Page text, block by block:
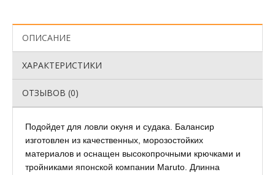
ОПИСАНИЕ
ХАРАКТЕРИСТИКИ
ОТЗЫВОВ (0)
Подойдет для ловли окуня и судака. Балансир
изготовлен из качественных, морозостойких
материалов и оснащен высокопрочными крючками и
тройниками японской компании Maruto. Длинна